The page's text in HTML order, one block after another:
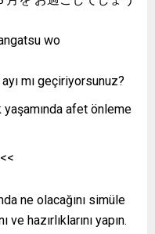
wo
mı geçiriyorsunuz?
yaşamında afet önleme
ne olacağını simüle
hazırlıklarını yapın.